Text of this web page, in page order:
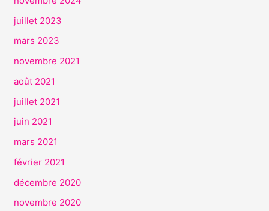
juillet 2023
mars 2023
novembre 2021
août 2021
juillet 2021
juin 2021
mars 2021
février 2021
décembre 2020
novembre 2020